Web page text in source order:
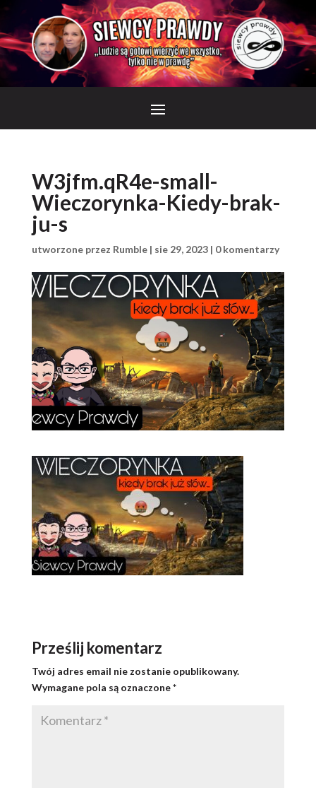
W3jfm.qR4e-small-
Wieczorynka-Kiedy-brak-
ju-s
utworzone przez Rumble| sie 29, 2023| 0 komentarzy
Prześlij komentarz
Twój adres email nie zostanie opublikowany.
Wymagane pola są oznaczone*